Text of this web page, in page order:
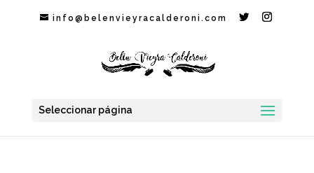
info@belenvieyracalderoni.com
Seleccionar página